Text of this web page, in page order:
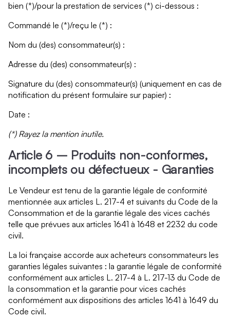
bien (*)/pour la prestation de services (*) ci-dessous :
Commandé le (*)/reçu le (*) :
Nom du (des) consommateur(s) :
Adresse du (des) consommateur(s) :
Signature du (des) consommateur(s) (uniquement en cas de
notification du présent formulaire sur papier) :
Date :
(*) Rayez la mention inutile.
Article 6 – Produits non-conformes,
incomplets ou défectueux - Garanties
Le Vendeur est tenu de la garantie légale de conformité
mentionnée aux articles L. 217-4 et suivants du Code de la
Consommation et de la garantie légale des vices cachés
telle que prévues aux articles 1641 à 1648 et 2232 du code
civil.
La loi française accorde aux acheteurs consommateurs les
garanties légales suivantes : la garantie légale de conformité
conformément aux articles L. 217-4 à L. 217-13 du Code de
la consommation et la garantie pour vices cachés
conformément aux dispositions des articles 1641 à 1649 du
Code civil.